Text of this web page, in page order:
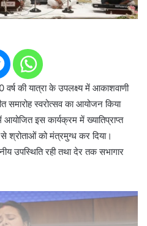
वर्ष की यात्रा के उपलक्ष्य में आकाशवाणी
समारोह स्वरोत्सव का आयोजन किया
आयोजित इस कार्यक्रम में ख्यातिप्राप्त
श्रोताओं को मंत्रमुग्ध कर दिया।
उपस्थिति रही तथा देर तक सभागार